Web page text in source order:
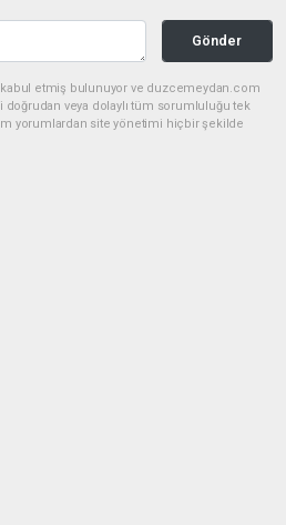
Gönder
kabul etmiş bulunuyor ve duzcemeydan.com
doğrudan veya dolaylı tüm sorumluluğu tek
yorumlardan site yönetimi hiçbir şekilde